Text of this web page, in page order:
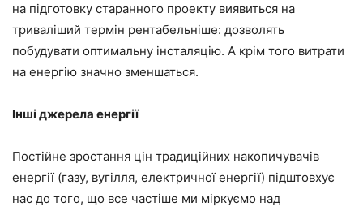
на підготовку старанного проекту виявиться на
триваліший термін рентабельніше: дозволять
побудувати оптимальну інсталяцію. А крім того витрати
на енергію значно зменшаться.
Інші джерела енергії
Постійне зростання цін традиційних накопичувачів
енергії (газу, вугілля, електричної енергії) підштовхує
нас до того, що все частіше ми міркуємо над